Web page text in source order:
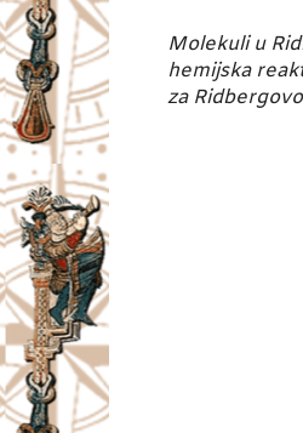
Molekuli u
hemijska
za